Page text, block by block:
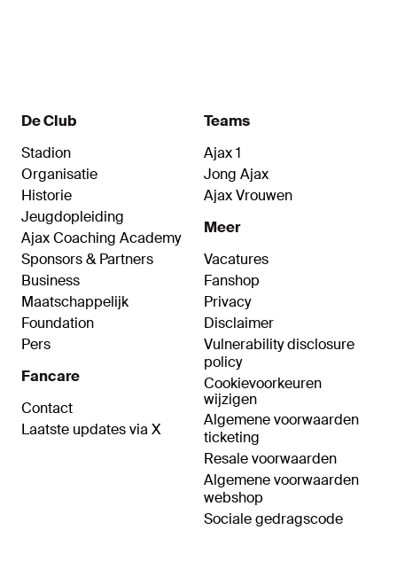
De Club
Stadion
Organisatie
Historie
Jeugdopleiding
Ajax Coaching Academy
Sponsors & Partners
Business
Maatschappelijk
Foundation
Pers
Fancare
Contact
Laatste updates via X
Teams
Ajax 1
Jong Ajax
Ajax Vrouwen
Meer
Vacatures
Fanshop
Privacy
Disclaimer
Vulnerability disclosure
policy
Cookievoorkeuren
wijzigen
Algemene voorwaarden
ticketing
Resale voorwaarden
Algemene voorwaarden
webshop
Sociale gedragscode